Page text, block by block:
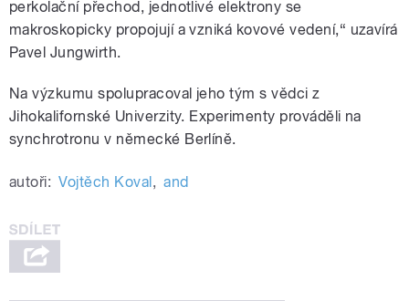
perkolační přechod, jednotlivé elektrony se
makroskopicky propojují a vzniká kovové vedení,“ uzavírá
Pavel Jungwirth.
Na výzkumu spolupracoval jeho tým s vědci z
Jihokalifornské Univerzity. Experimenty prováděli na
synchrotronu v německé Berlíně.
autoři: Vojtěch Koval , and